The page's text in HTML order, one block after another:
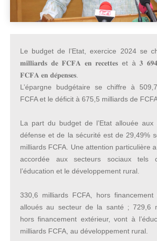
Le budget de l’Etat, exercice 2024 se
𝐦𝐢𝐥𝐥𝐢𝐚𝐫𝐝𝐬 𝐝𝐞 𝐅𝐂𝐅𝐀 𝐞𝐧 𝐫𝐞𝐜𝐞𝐭𝐭𝐞𝐬 et à 𝟑
𝐅𝐂𝐅𝐀 𝐞𝐧 𝐝𝐞́𝐩𝐞𝐧𝐬𝐞𝐬.
L’épargne budgétaire se chiffre à
FCFA et le déficit à 675,5 milliards de
La part du budget de l’Etat allouée aux
défense et de la sécurité est de 29,49%
milliards FCFA. Une attention particulière
accordée aux secteurs sociaux tels
l’éducation et le développement rural.
330,6 milliards FCFA, hors financement
alloués au secteur de la santé ; 729,6
hors financement extérieur, vont à
milliards FCFA, au développement rural.